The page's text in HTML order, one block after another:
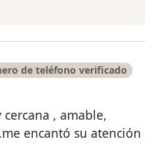
de teléfono verificado
, amable,
encantó su atención